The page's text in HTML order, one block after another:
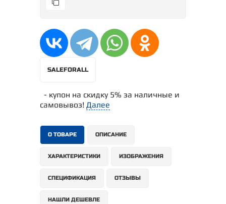
SALEFORALL
- купон на скидку 5% за наличные и
самовывоз! Далее
О ТОВАРЕ ОПИСАНИЕ
ХАРАКТЕРИСТИКИ ИЗОБРАЖЕНИЯ
СПЕЦИФИКАЦИЯ ОТЗЫВЫ
НАШЛИ ДЕШЕВЛЕ